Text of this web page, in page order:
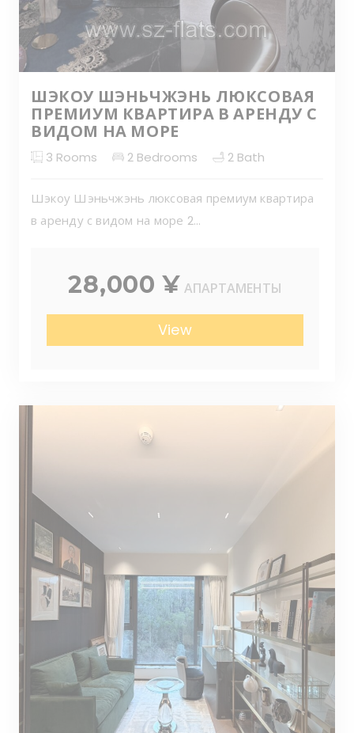
ШЭКОУ ШЭНЬЧЖЭНЬ ЛЮКСОВАЯ
ПРЕМИУМ КВАРТИРА В АРЕНДУ С
ВИДОМ НА МОРЕ
3 Rooms 2 Bedrooms 2 Bath
Шэкоу Шэньчжэнь люксовая премиум квартира
в аренду с видом на море 2...
28,000 ¥ АПАРТАМЕНТЫ
View